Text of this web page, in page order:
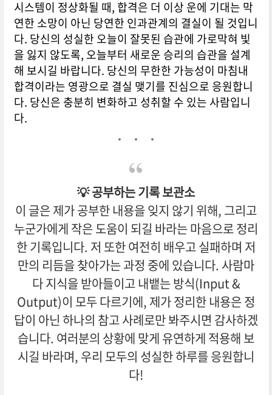
시스템이 정상화될 때, 합격은 더 이상 운에 기대는 막
연한 소망이 아닌 당연한 인과관계의 결실이 될 것입니
다. 당신의 성실한 오늘이 잘못된 습관에 가로막혀 빛
을 잃지 않도록, 오늘부터 새로운 승리의 습관을 설계
해 보시길 바랍니다. 당신의 무한한 가능성이 마침내
합격이라는 영광으로 결실 맺기를 진심으로 응원합니
다. 당신은 충분히 변화하고 성취할 수 있는 사람입니
다.
💡 공부하는 기록 보관소
이 글은 제가 공부한 내용을 잊지 않기 위해, 그리고
누군가에게 작은 도움이 되길 바라는 마음으로 정리
한 기록입니다. 저 또한 여전히 배우고 실패하며 저
만의 리듬을 찾아가는 과정 중에 있습니다. 사람마
다 지식을 받아들이고 내뱉는 방식(Input &
Output)이 모두 다르기에, 제가 정리한 내용은 정
답이 아닌 하나의 참고 사례로만 봐주시면 감사하겠
습니다. 여러분의 상황에 맞게 유연하게 적용해 보
시길 바라며, 우리 모두의 성실한 하루를 응원합니
다!